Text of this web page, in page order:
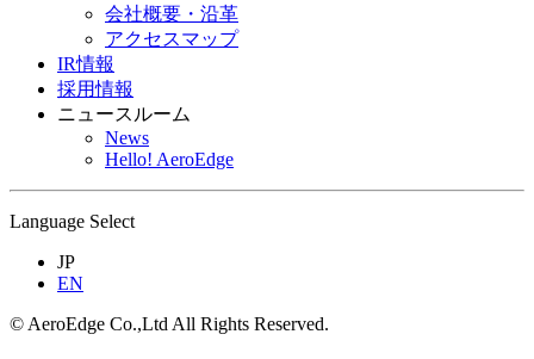
会社概要・沿革
アクセスマップ
IR情報
採用情報
ニュースルーム
News
Hello! AeroEdge
Language Select
JP
EN
© AeroEdge Co.,Ltd All Rights Reserved.